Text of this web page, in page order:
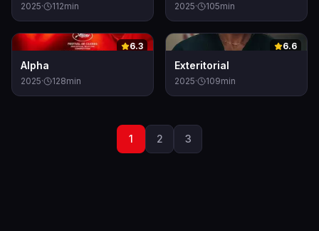
2025· 112min 2025· 105min
0 6.3
Alpha
2025· 128min
0 6.6
Exteritorial
2025· 109min
1 2 3